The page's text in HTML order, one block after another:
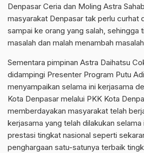
Denpasar Ceria dan Moling Astra
masyarakat Denpasar tak perlu curhat
sampai ke orang yang salah, sehingga
masalah dan malah menambah
Sementara pimpinan Astra Daihatsu
didampingi Presenter Program Putu
menyampaikan selama ini kerjasama
Kota Denpasar melalui PKK Kota
memberdayakan masyarakat telah
kerjasama yang telah dilakukan selama
prestasi tingkat nasional seperti
penghargaan satu-satunya terbaik